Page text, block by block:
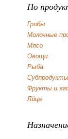
По
Грибы
Молочные
Мясо
Овощи
Рыба
Субпродукты
Фрукты и
Яйца